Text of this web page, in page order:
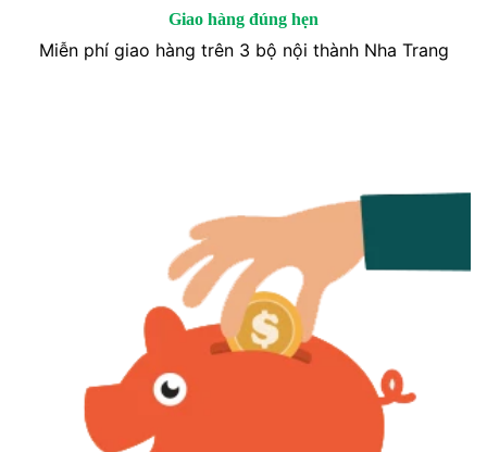
Giao hàng đúng hẹn
Miễn phí giao hàng trên 3 bộ nội thành Nha Trang